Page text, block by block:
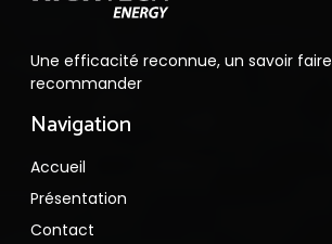
Une efficacité reconnue, un savoir faire
recommander
Navigation
Accueil
Présentation
Contact